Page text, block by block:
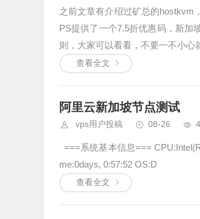
之前文章有介绍过矿总的hostkvm
PS提供了一个7.5折优惠码，新加
查看全文
阿里云新加坡节点测试
vps用户投稿 08-26
===系统基本信息===
me:0days, 0:57:52 OS:D
查看全文